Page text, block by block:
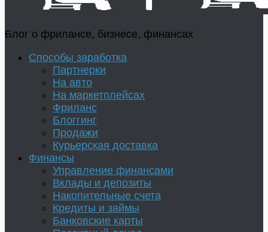
Блог о фрилансе, бизнесе, финансах
Способы заработка
Партнерки
На авто
На маркетплейсах
Фриланс
Блоггинг
Продажи
Курьерская доставка
Финансы
Управление финансами
Вклады и депозиты
Накопительные счета
Кредиты и займы
Банковские карты